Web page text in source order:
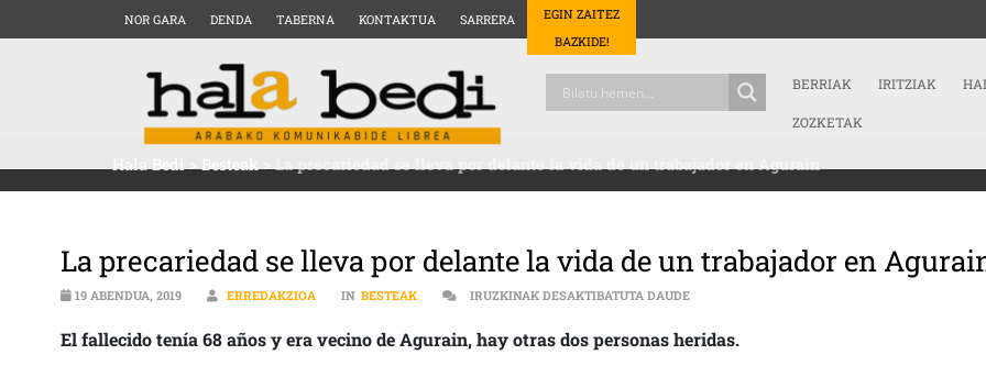
NOR GARA DENDA TABERNA KONTAKTUA SARRERA
EGIN ZAITEZ
BAZKIDE!
BERRIAK IRITZIAK
ZOZKETAK
Hala Bedi>Besteak>La precariedad se lleva por delante la vida de un trabajador en Agurain
La precariedad se lleva por delante la vida de un trabajador en
19 ABENDUA, 2019 ERREDAKZIOA IN BESTEAK IRUZKINAK DESAKTIBATUTA DAUDELA PRECARIEDAD SE LLEVA POR DELANTE LA
El fallecido tenía 68 años y era vecino de Agurain, hay otras dos personas heridas.